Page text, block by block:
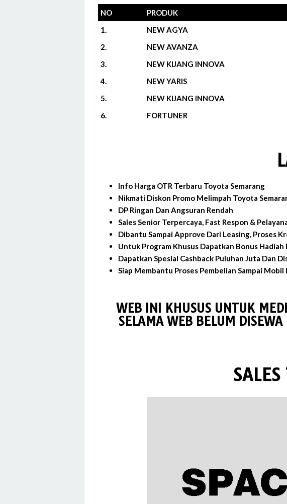
NO PRODUK
1.
NEW AGYA
2.
NEW AVANZA
3.
NEW KIJANG INNOVA
4.
NEW YARIS
5.
NEW KIJANG INNOVA
6.
FORTUNER
Info Harga OTR Terbaru Toyota Semarang
Nikmati Diskon Promo Melimpah Toyota
DP Ringan Dan Angsuran Rendah
Sales Senior Terpercaya, Fast Respon &
Dibantu Sampai Approve Dari Leasing, Proses
Untuk Program Khusus Dapatkan Bonus Hadiah
Dapatkan Spesial Cashback Puluhan Juta Dan
Siap Membantu Proses Pembelian Sampai Mobil
WEB INI KHUSUS UNTUK
SELAMA WEB BELUM